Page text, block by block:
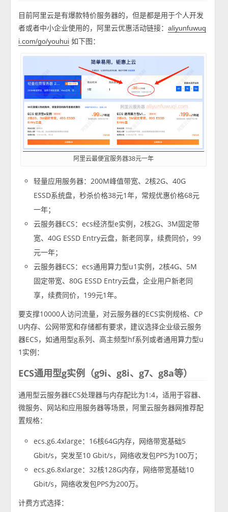
目前阿里云是有爆款特价服务器的，但是都是用于个人开发
者或者中小企业使用的，阿里云优惠活动链接：aliyunfuwuq
i.com/go/youhui 如下图：
阿里云最便宜服务器38元一年
轻量应用服务器：200M峰值带宽、2核2G、40G
ESSD系统盘，秒杀价格38元1年，常规优惠价格68元
一年；
云服务器ECS：ecs经济型e实例，2核2G、3M固定带
宽、40G ESSD Entry云盘，新老同享，续费同价，99
元一年；
云服务器ECS：ecs通用算力型u1实例，2核4G、5M
固定带宽、80G ESSD Entry云盘，企业用户新老同
享，续费同价，199元1年。
要支撑10000人访问流量，对云服务器的ECS实例规格、CP
U内存、公网带宽和存储都有要求，建议选择企业级云服务
器ECS，如通用型g系列、高主频型hf系列或者通用算力型u
1实例：
ECS通用型g实例（g9i、g8i、g7、g8a等）
通用型云服务器ECS处理器与内存配比为1:4，适用于容器、
微服务、网站和应用服务器等场景，阿里云服务器网推荐配
置规格：
ecs.g6.4xlarge：16核64G内存，网络带宽基础5
Gbit/s，突发至10 Gbit/s，网络收发包PPS为100万；
ecs.g6.8xlarge：32核128G内存，网络带宽基础10
Gbit/s，网络收发包PPS为200万。
计费方式选择：